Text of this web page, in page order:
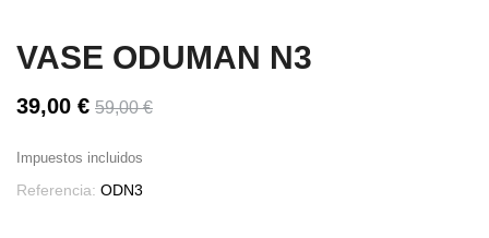
VASE ODUMAN N3
39,00 € 59,00 €
Impuestos incluidos
Referencia: ODN3